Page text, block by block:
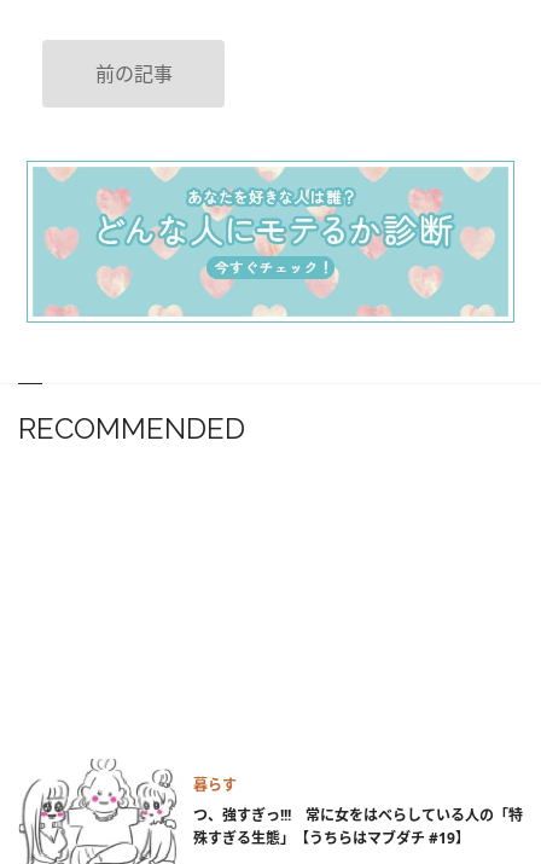
前の記事
RECOMMENDED
暮らす
つ、強すぎっ!!! 常に女をはべらしている人の「特
殊すぎる生態」【うちらはマブダチ #19】